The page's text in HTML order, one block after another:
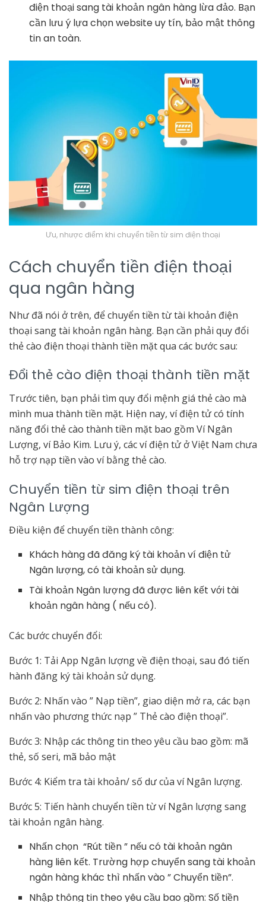
điện thoại sang tài khoản ngân hàng lừa đảo. Bạn
cần lưu ý lựa chọn website uy tín, bảo mật thông
tin an toàn.
Ưu, nhược điểm khi chuyển tiền từ sim điện thoại
Cách chuyển tiền điện thoại
qua ngân hàng
Như đã nói ở trên, để chuyển tiền từ tài khoản điện
thoại sang tài khoản ngân hàng. Bạn cần phải quy đổi
thẻ cào điện thoại thành tiền mặt qua các bước sau:
Đổi thẻ cào điện thoại thành tiền mặt
Trước tiên, bạn phải tìm quy đổi mệnh giá thẻ cào mà
mình mua thành tiền mặt. Hiện nay, ví điện tử có tính
năng đổi thẻ cào thành tiền mặt bao gồm Ví Ngân
Lượng, ví Bảo Kim. Lưu ý, các ví điện tử ở Việt Nam chưa
hỗ trợ nạp tiền vào ví bằng thẻ cào.
Chuyển tiền từ sim điện thoại trên
Ngân Lượng
Điều kiện để chuyển tiền thành công:
Khách hàng đã đăng ký tài khoản ví điện tử
Ngân lượng, có tài khoản sử dụng.
Tài khoản Ngân lượng đã được liên kết với tài
khoản ngân hàng ( nếu có).
Các bước chuyển đổi:
Bước 1: Tải App Ngân lượng về điện thoại, sau đó tiến
hành đăng ký tài khoản sử dụng.
Bước 2: Nhấn vào ” Nạp tiền”, giao diện mở ra, các bạn
nhấn vào phương thức nạp ” Thẻ cào điện thoại”.
Bước 3: Nhập các thông tin theo yêu cầu bao gồm: mã
thẻ, số seri, mã bảo mật
Bước 4: Kiểm tra tài khoản/ số dư của ví Ngân lượng.
Bước 5: Tiến hành chuyển tiền từ ví Ngân lượng sang
tài khoản ngân hàng.
Nhấn chọn “Rút tiền ” nếu có tài khoản ngân
hàng liên kết. Trường hợp chuyển sang tài khoản
ngân hàng khác thì nhấn vào ” Chuyển tiền”.
Nhập thông tin theo yêu cầu bao gồm: Số tiền